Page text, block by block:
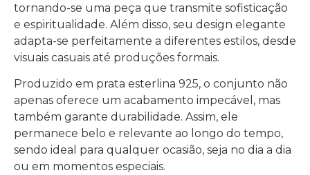
tornando-se uma peça que transmite sofisticação
e espiritualidade. Além disso, seu design elegante
adapta-se perfeitamente a diferentes estilos, desde
visuais casuais até produções formais.
Produzido em prata esterlina 925, o conjunto não
apenas oferece um acabamento impecável, mas
também garante durabilidade. Assim, ele
permanece belo e relevante ao longo do tempo,
sendo ideal para qualquer ocasião, seja no dia a dia
ou em momentos especiais.